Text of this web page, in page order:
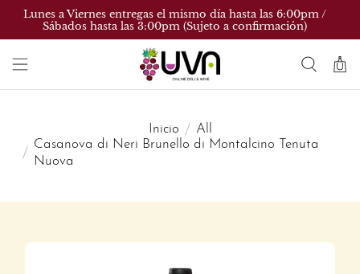
Lunes a Viernes entregas el mismo día hasta las 6:00pm /
Sábados hasta las 3:00pm (Sujeto a confirmación)
Inicio
All
Casanova di Neri Brunello di Montalcino Tenuta
Nuova